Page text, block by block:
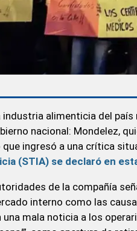
alimenticia del
nacional: Mondelez,
que ingresó a una crítica
(STIA) se declaró en
de la compañía
interno como las
mala noticia a los